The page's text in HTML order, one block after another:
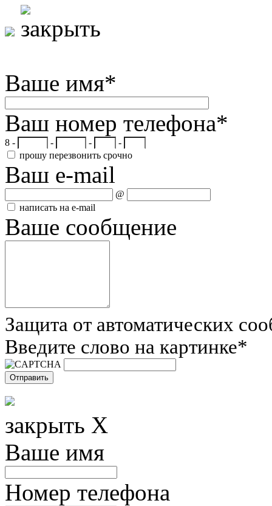
Ваше имя*
Ваш номер телефона*
8 - - -
-
прошу перезвонить срочно
Ваш e-mail
@
написать на e-mail
Ваше сообщение
Защита от автоматических
Введите слово на картинке*
закрыть X
Ваше имя
Номер телефона